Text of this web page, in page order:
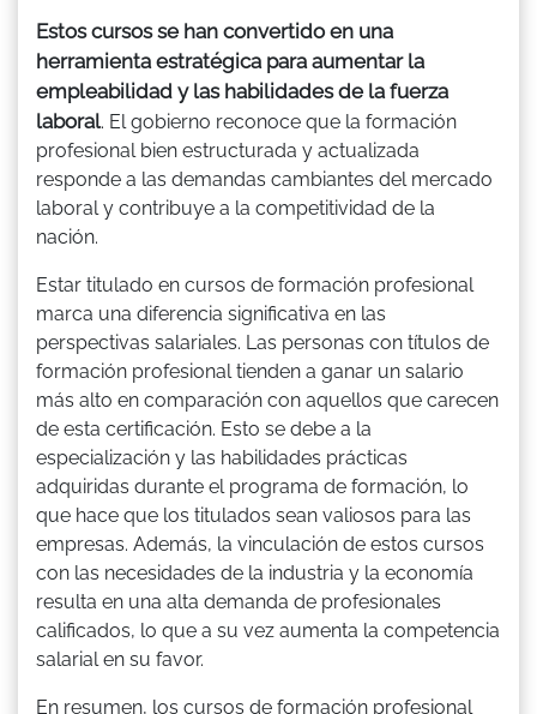
Estos cursos se han convertido en una
herramienta estratégica para aumentar la
empleabilidad y las habilidades de la fuerza
laboral. El gobierno reconoce que la formación
profesional bien estructurada y actualizada
responde a las demandas cambiantes del mercado
laboral y contribuye a la competitividad de la
nación.
Estar titulado en cursos de formación profesional
marca una diferencia significativa en las
perspectivas salariales. Las personas con títulos de
formación profesional tienden a ganar un salario
más alto en comparación con aquellos que carecen
de esta certificación. Esto se debe a la
especialización y las habilidades prácticas
adquiridas durante el programa de formación, lo
que hace que los titulados sean valiosos para las
empresas. Además, la vinculación de estos cursos
con las necesidades de la industria y la economía
resulta en una alta demanda de profesionales
calificados, lo que a su vez aumenta la competencia
salarial en su favor.
En resumen, los cursos de formación profesional